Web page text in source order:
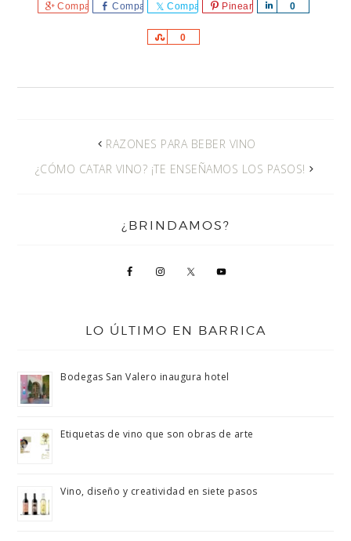
Comparte Comparte Comparte Pinear 0
Comparte
0
Comparte
RAZONES PARA BEBER VINO
¿CÓMO CATAR VINO? ¡TE ENSEÑAMOS LOS PASOS!
¿BRINDAMOS?
LO ÚLTIMO EN BARRICA
Bodegas San Valero inaugura hotel
Etiquetas de vino que son obras de arte
Vino, diseño y creatividad en siete pasos